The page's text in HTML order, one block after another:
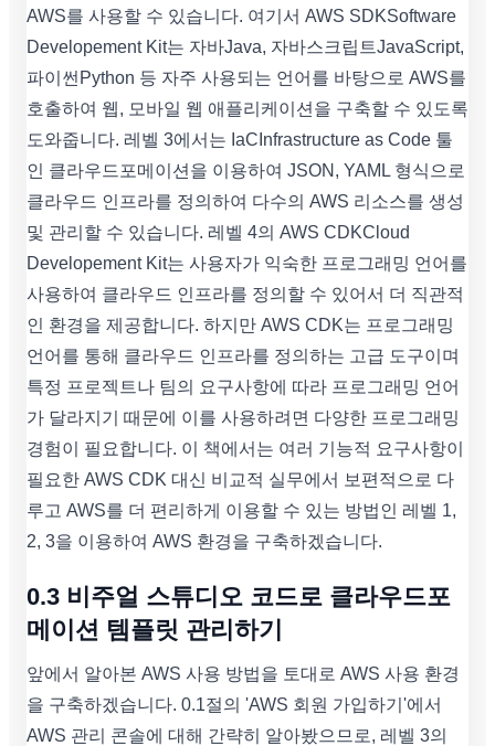
AWS를 사용할 수 있습니다. 여기서 AWS SDKSoftware
Developement Kit는 자바Java, 자바스크립트JavaScript,
파이썬Python 등 자주 사용되는 언어를 바탕으로 AWS를
호출하여 웹, 모바일 웹 애플리케이션을 구축할 수 있도록
도와줍니다. 레벨 3에서는 IaCInfrastructure as Code 툴
인 클라우드포메이션을 이용하여 JSON, YAML 형식으로
클라우드 인프라를 정의하여 다수의 AWS 리소스를 생성
및 관리할 수 있습니다. 레벨 4의 AWS CDKCloud
Developement Kit는 사용자가 익숙한 프로그래밍 언어를
사용하여 클라우드 인프라를 정의할 수 있어서 더 직관적
인 환경을 제공합니다. 하지만 AWS CDK는 프로그래밍
언어를 통해 클라우드 인프라를 정의하는 고급 도구이며
특정 프로젝트나 팀의 요구사항에 따라 프로그래밍 언어
가 달라지기 때문에 이를 사용하려면 다양한 프로그래밍
경험이 필요합니다. 이 책에서는 여러 기능적 요구사항이
필요한 AWS CDK 대신 비교적 실무에서 보편적으로 다
루고 AWS를 더 편리하게 이용할 수 있는 방법인 레벨 1,
2, 3을 이용하여 AWS 환경을 구축하겠습니다.
0.3 비주얼 스튜디오 코드로 클라우드포
메이션 템플릿 관리하기
앞에서 알아본 AWS 사용 방법을 토대로 AWS 사용 환경
을 구축하겠습니다. 0.1절의 'AWS 회원 가입하기'에서
AWS 관리 콘솔에 대해 간략히 알아봤으므로, 레벨 3의